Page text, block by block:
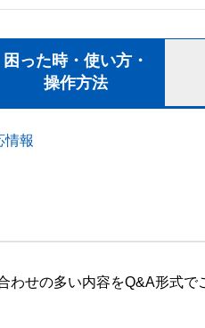
困った時・使い方・
操作方法
情報
わせの多い内容をQ&A形式で